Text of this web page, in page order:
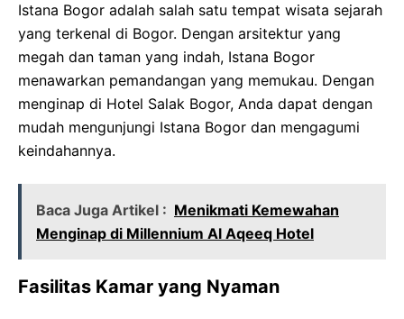
Istana Bogor adalah salah satu tempat wisata sejarah
yang terkenal di Bogor. Dengan arsitektur yang
megah dan taman yang indah, Istana Bogor
menawarkan pemandangan yang memukau. Dengan
menginap di Hotel Salak Bogor, Anda dapat dengan
mudah mengunjungi Istana Bogor dan mengagumi
keindahannya.
Baca Juga Artikel : Menikmati Kemewahan
Menginap di Millennium Al Aqeeq Hotel
Fasilitas Kamar yang Nyaman